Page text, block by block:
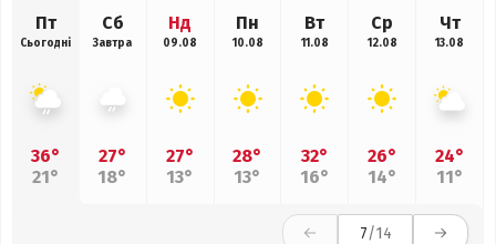
Пт
Сьогодні
36°
21°
Сб
Завтра
27°
18°
Нд
09.08
27°
13°
Пн
10.08
28°
13°
Вт
11.08
32°
16°
Ср
12.08
26°
14°
Чт
13.08
24°
11°
7/14